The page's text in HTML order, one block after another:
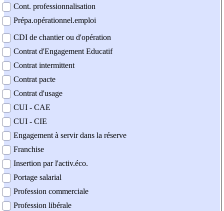
Cont. professionnalisation
Prépa.opérationnel.emploi
CDI de chantier ou d'opération
Contrat d'Engagement Educatif
Contrat intermittent
Contrat pacte
Contrat d'usage
CUI - CAE
CUI - CIE
Engagement à servir dans la réserve
Franchise
Insertion par l'activ.éco.
Portage salarial
Profession commerciale
Profession libérale